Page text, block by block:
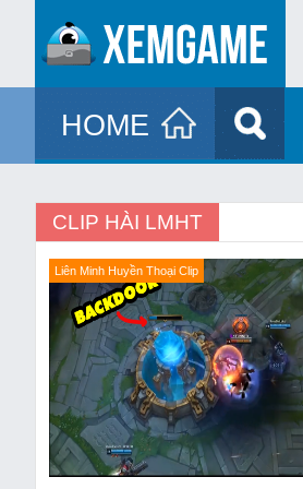
HOME
CLIP HÀI LMHT
Liên Minh Huyền Thoại Clip